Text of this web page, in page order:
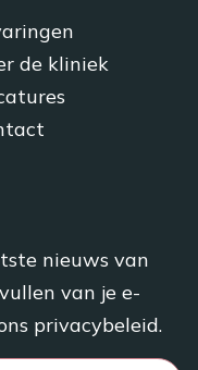
de kliniek
nieuws van
van je e-
privacybeleid.